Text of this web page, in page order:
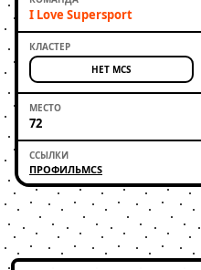
I Love Supersport
НЕТ MCS
72
ПРОФИЛЬMCS